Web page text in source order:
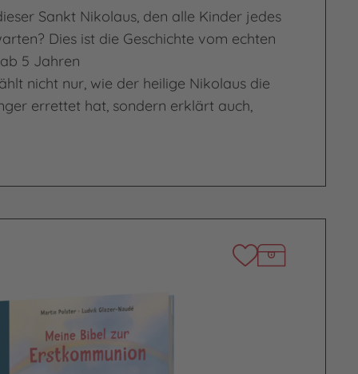
Sankt Nikolaus, den alle Kinder jedes
Dies ist die Geschichte vom echten
5 Jahren
nicht nur, wie der heilige Nikolaus die
errettet hat, sondern erklärt auch,